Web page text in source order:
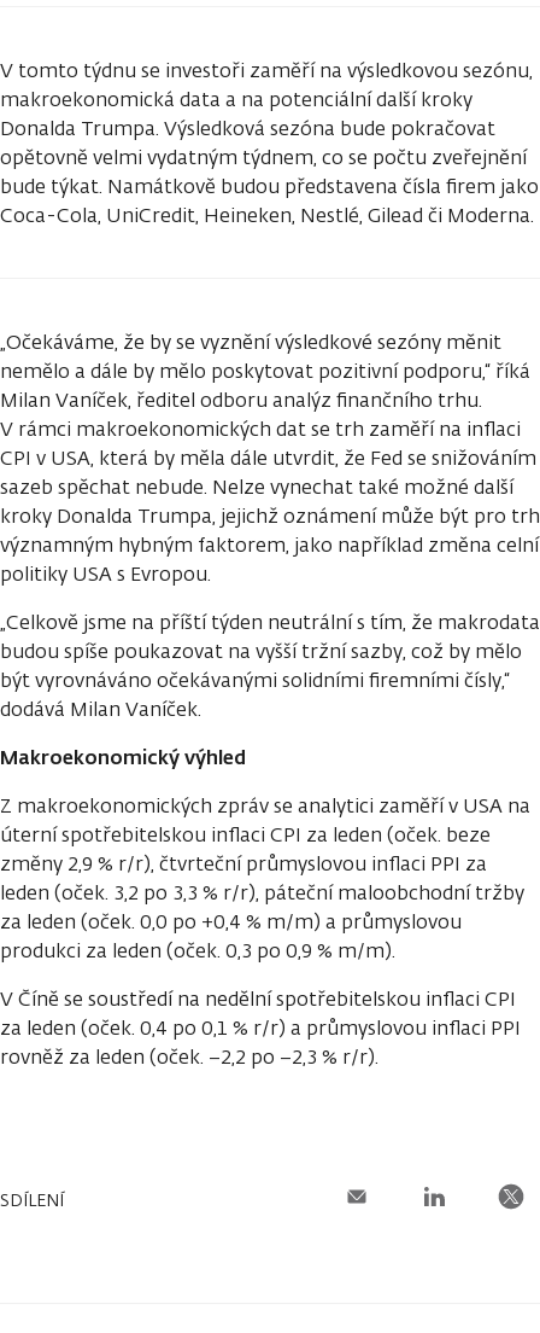
V tomto týdnu se investoři zaměří na výsledkovou sezónu,
makroekonomická data a na potenciální další kroky
Donalda Trumpa. Výsledková sezóna bude pokračovat
opětovně velmi vydatným týdnem, co se počtu zveřejnění
bude týkat. Namátkově budou představena čísla firem jako
Coca-Cola, UniCredit, Heineken, Nestlé, Gilead či Moderna.
„Očekáváme, že by se vyznění výsledkové sezóny měnit
nemělo a dále by mělo poskytovat pozitivní podporu,“ říká
Milan Vaníček, ředitel odboru analýz finančního trhu.
V rámci makroekonomických dat se trh zaměří na inflaci
CPI v USA, která by měla dále utvrdit, že Fed se snižováním
sazeb spěchat nebude. Nelze vynechat také možné další
kroky Donalda Trumpa, jejichž oznámení může být pro trh
významným hybným faktorem, jako například změna celní
politiky USA s Evropou.
„Celkově jsme na příští týden neutrální s tím, že makrodata
budou spíše poukazovat na vyšší tržní sazby, což by mělo
být vyrovnáváno očekávanými solidními firemními čísly,“
dodává Milan Vaníček.
Makroekonomický výhled
Z makroekonomických zpráv se analytici zaměří v USA na
úterní spotřebitelskou inflaci CPI za leden (oček. beze
změny 2,9 % r/r), čtvrteční průmyslovou inflaci PPI za
leden (oček. 3,2 po 3,3 % r/r), páteční maloobchodní tržby
za leden (oček. 0,0 po +0,4 % m/m) a průmyslovou
produkci za leden (oček. 0,3 po 0,9 % m/m).
V Číně se soustředí na nedělní spotřebitelskou inflaci CPI
za leden (oček. 0,4 po 0,1 % r/r) a průmyslovou inflaci PPI
rovněž za leden (oček. −2,2 po −2,3 % r/r).
SDÍLENÍ